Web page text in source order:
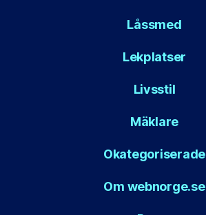
Låssmed
Lekplatser
Livsstil
Mäklare
Okategoriserade
Om webnorge.se